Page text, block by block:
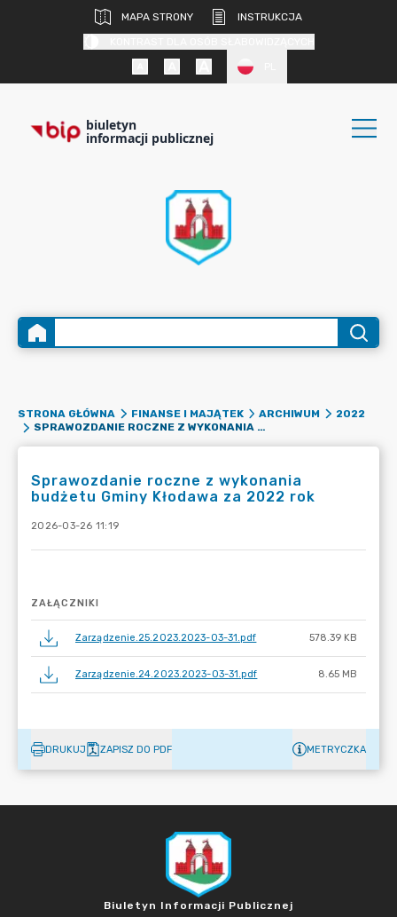
MAPA STRONY
INSTRUKCJA
biuletyn
informacji publicznej
STRONA GŁÓWNA FINANSE I MAJĄTEK ARCHIWUM
2022
SPRAWOZDANIE ROCZNE Z WYKONANIA BUDŻETU GMINY KŁODAWA ZA 2022 ROK
Sprawozdanie roczne z wykonania
budżetu Gminy Kłodawa za 2022 rok
2026-03-26 11:19
ZAŁĄCZNIKI
Zarządzenie.25.2023.2023-03-31.pdf 578.39 KB
Zarządzenie.24.2023.2023-03-31.pdf 8.65 MB
DRUKUJ ZAPISZ DO PDF METRYCZKA
Biuletyn Informacji Publicznej